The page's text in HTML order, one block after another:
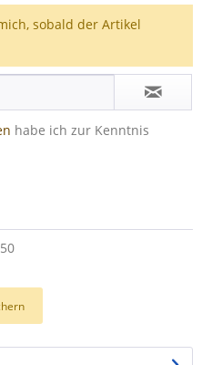
sobald der Artikel
habe ich zur Kenntnis